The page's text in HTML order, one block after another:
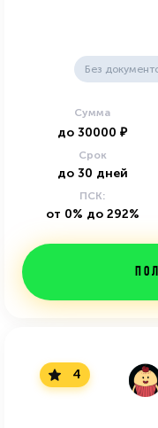
Без
Сумма
до 30000 ₽
Срок
до 30 дней
ПСК:
от 0% до 292%
4